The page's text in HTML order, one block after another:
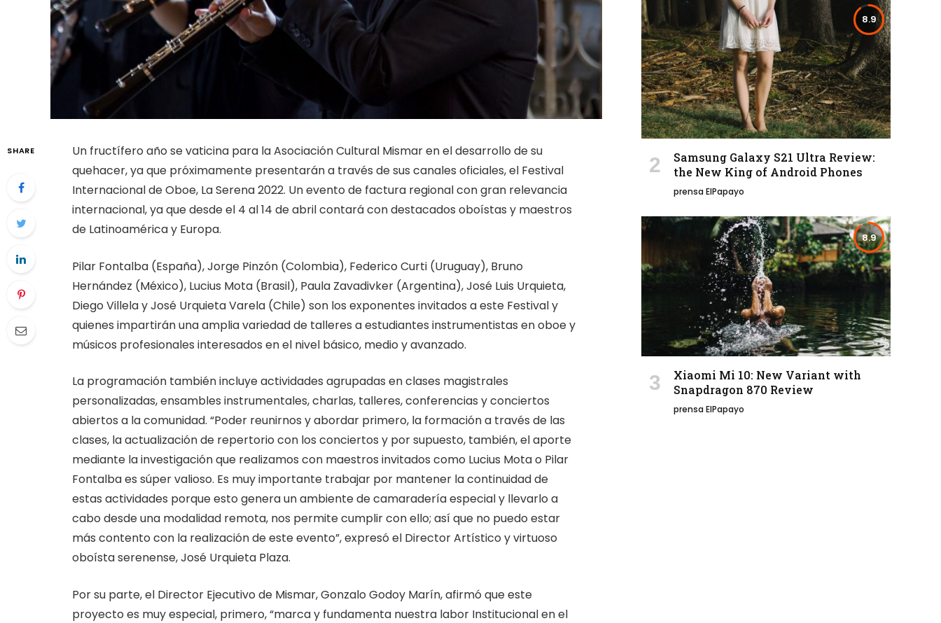
SHARE
Un fructífero año se vaticina para la Asociación Cultural Mismar en el desarrollo de su
quehacer, ya que próximamente presentarán a través de sus canales oficiales, el Festival
Internacional de Oboe, La Serena 2022. Un evento de factura regional con gran relevancia
internacional, ya que desde el 4 al 14 de abril contará con destacados oboístas y maestros
de Latinoamérica y Europa.
Pilar Fontalba (España), Jorge Pinzón (Colombia), Federico Curti (Uruguay), Bruno
Hernández (México), Lucius Mota (Brasil), Paula Zavadivker (Argentina), José Luis Urquieta,
Diego Villela y José Urquieta Varela (Chile) son los exponentes invitados a este Festival y
quienes impartirán una amplia variedad de talleres a estudiantes instrumentistas en oboe y
músicos profesionales interesados en el nivel básico, medio y avanzado.
La programación también incluye actividades agrupadas en clases magistrales
personalizadas, ensambles instrumentales, charlas, talleres, conferencias y conciertos
abiertos a la comunidad. “Poder reunirnos y abordar primero, la formación a través de las
clases, la actualización de repertorio con los conciertos y por supuesto, también, el aporte
mediante la investigación que realizamos con maestros invitados como Lucius Mota o Pilar
Fontalba es súper valioso. Es muy importante trabajar por mantener la continuidad de
estas actividades porque esto genera un ambiente de camaradería especial y llevarlo a
cabo desde una modalidad remota, nos permite cumplir con ello; así que no puedo estar
más contento con la realización de este evento”, expresó el Director Artístico y virtuoso
oboísta serenense, José Urquieta Plaza.
Por su parte, el Director Ejecutivo de Mismar, Gonzalo Godoy Marín, afirmó que este
proyecto es muy especial, primero, “marca y fundamenta nuestra labor Institucional en el
8.9
Samsung Galaxy S21 Ultra Review:
the New King of Android Phones
prensa ElPapayo
8.9
Xiaomi Mi 10: New Variant with
Snapdragon 870 Review
prensa ElPapayo